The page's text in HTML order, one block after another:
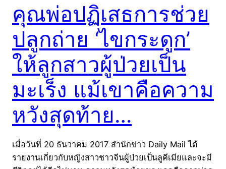
คุณพ่อปฏิเสธการช่วย
ปลูกถ่าย ‘ไขกระดูก’
ให้ลูกสาวผู้ป่วยเป็น
มะเร็ง แม้เขาคือความ
หวังสุดท้าย…
เมื่อวันที่ 20 ธันวาคม 2017 สำนักข่าว Daily Mail ได้
รายงานเกี่ยวกับหญิงสาวชาวจีนผู้ป่วยเป็นลูคีเมียและจะมี